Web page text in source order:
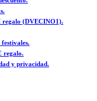
regalo (DVECINO1).
regalo.
y privacidad.